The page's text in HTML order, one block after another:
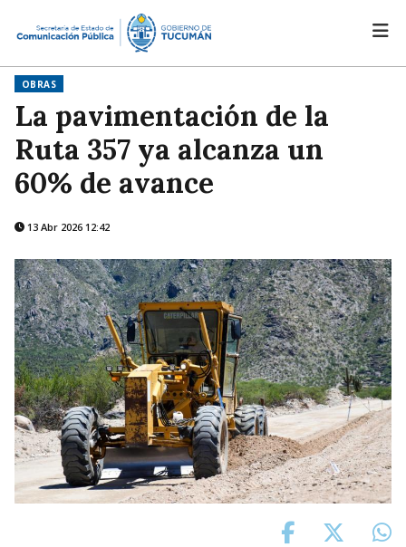
OBRAS
La pavimentación de la
Ruta 357 ya alcanza un
60% de avance
13 Abr 2026 12:42